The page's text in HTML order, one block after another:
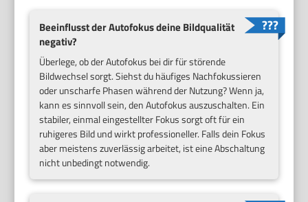
Beeinflusst der Autofokus deine Bildqualität
negativ?
Überlege, ob der Autofokus bei dir für störende
Bildwechsel sorgt. Siehst du häufiges Nachfokussieren
oder unscharfe Phasen während der Nutzung? Wenn ja,
kann es sinnvoll sein, den Autofokus auszuschalten. Ein
stabiler, einmal eingestellter Fokus sorgt oft für ein
ruhigeres Bild und wirkt professioneller. Falls dein Fokus
aber meistens zuverlässig arbeitet, ist eine Abschaltung
nicht unbedingt notwendig.